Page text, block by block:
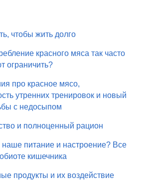
чтобы жить долго
красного мяса так часто
ограничить?
про красное мясо,
утренних тренировок и новый
с недосыпом
и полноценный рацион
наше питание и настроение? Все
кишечника
продукты и их воздействие